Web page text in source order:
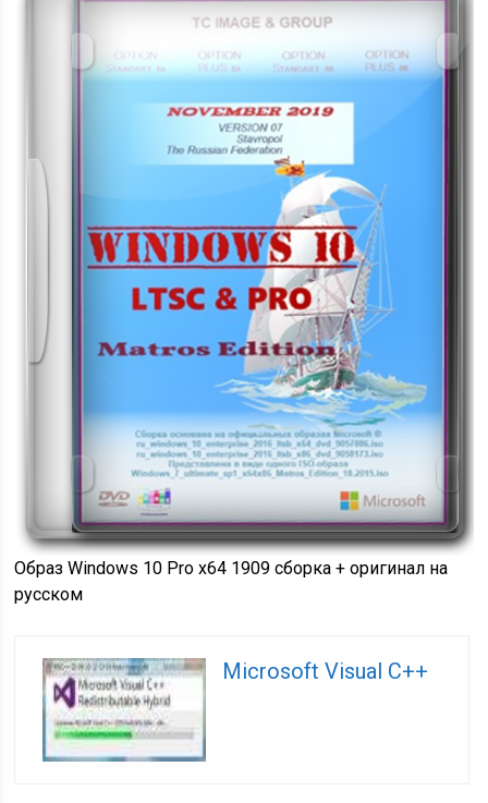
Образ Windows 10 Pro x64 1909 сборка + оригинал на
русском
Microsoft Visual C++